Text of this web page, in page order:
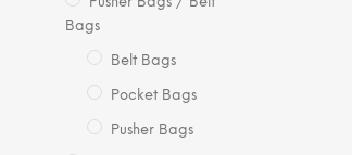
Bags
Belt Bags
Pocket Bags
Pusher Bags